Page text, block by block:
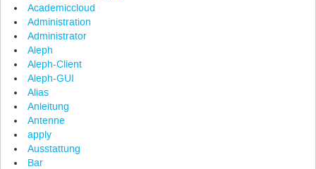
Academiccloud
Administration
Administrator
Aleph
Aleph-Client
Aleph-GUI
Alias
Anleitung
Antenne
apply
Ausstattung
Bar